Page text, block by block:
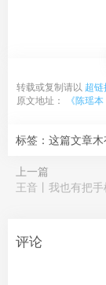
转载或复制请以 超链
原文地址：
《陈瑶
标签：这篇文章
上一篇
王音丨我也有把手
评论